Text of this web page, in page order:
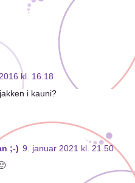
kl. 16.18
i kauni?
;-) 9. januar 2021 kl. 21.50